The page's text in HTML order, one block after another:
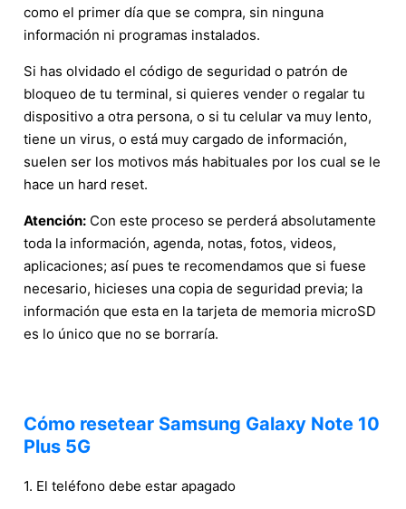
como el primer día que se compra, sin ninguna
información ni programas instalados.
Si has olvidado el código de seguridad o patrón de
bloqueo de tu terminal, si quieres vender o regalar tu
dispositivo a otra persona, o si tu celular va muy lento,
tiene un virus, o está muy cargado de información,
suelen ser los motivos más habituales por los cual se le
hace un hard reset.
Atención: Con este proceso se perderá absolutamente
toda la información, agenda, notas, fotos, videos,
aplicaciones; así pues te recomendamos que si fuese
necesario, hicieses una copia de seguridad previa; la
información que esta en la tarjeta de memoria microSD
es lo único que no se borraría.
Cómo resetear Samsung Galaxy Note 10
Plus 5G
1. El teléfono debe estar apagado